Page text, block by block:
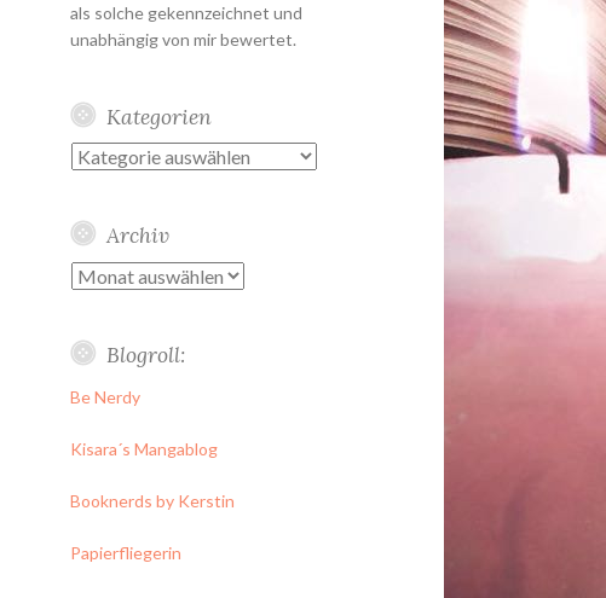
als solche gekennzeichnet und
unabhängig von mir bewertet.
Kategorien
Kategorien
Archiv
Archiv
Blogroll:
Be Nerdy
Kisara´s Mangablog
Booknerds by Kerstin
Papierfliegerin